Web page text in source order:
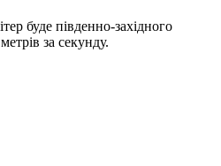
буде південно-західного
за секунду.